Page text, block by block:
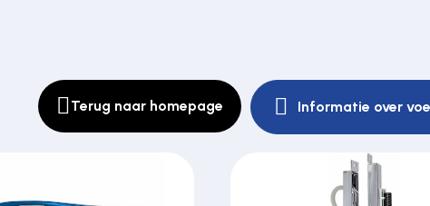
Terug naar homepage Informatie over